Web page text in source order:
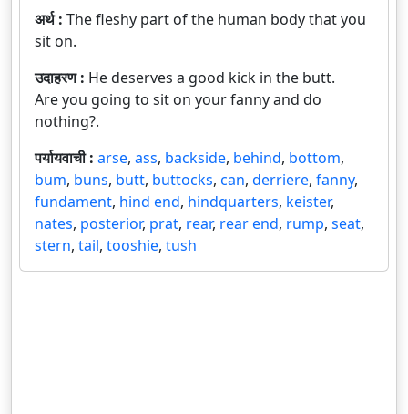
अर्थ : The fleshy part of the human body that you
sit on.
उदाहरण : He deserves a good kick in the butt.
Are you going to sit on your fanny and do
nothing?.
पर्यायवाची : arse, ass, backside, behind, bottom,
bum, buns, butt, buttocks, can, derriere, fanny,
fundament, hind end, hindquarters, keister,
nates, posterior, prat, rear, rear end, rump, seat,
stern, tail, tooshie, tush